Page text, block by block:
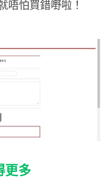
唔怕買錯嘢啦！
更多